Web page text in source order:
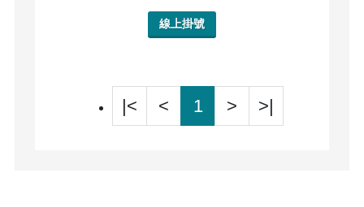
線上掛號
|< < 1 > >|